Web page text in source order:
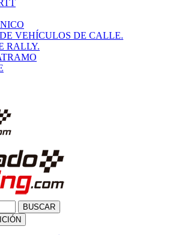
VEHÍCULOS DE CALLE.
RALLY.
BUSCAR